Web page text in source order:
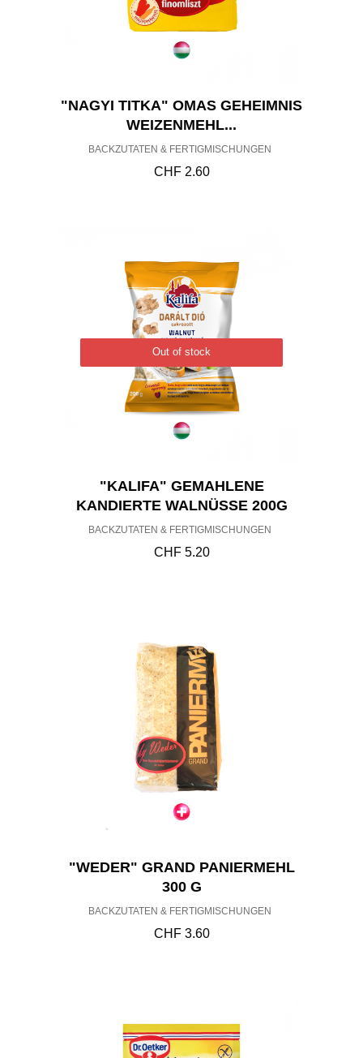
"NAGYI TITKA" OMAS GEHEIMNIS
WEIZENMEHL...
BACKZUTATEN & FERTIGMISCHUNGEN
CHF2.60
Out of stock
"KALIFA" GEMAHLENE
KANDIERTE WALNÜSSE 200G
BACKZUTATEN & FERTIGMISCHUNGEN
CHF5.20
"WEDER" GRAND PANIERMEHL
300 G
BACKZUTATEN & FERTIGMISCHUNGEN
CHF3.60